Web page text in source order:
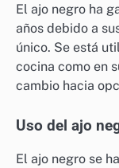
El ajo negro ha
años debido a
único. Se está
cocina como en
cambio hacia
Uso del ajo
El ajo negro se